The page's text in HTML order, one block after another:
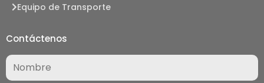
Equipo de Transporte
Contáctenos
Nombre
(Required)